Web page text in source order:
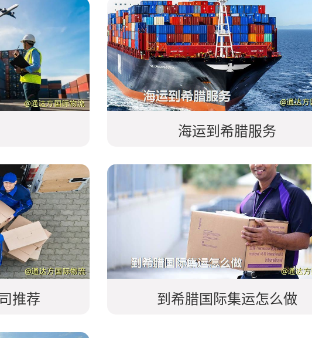
海运到希腊服务
推荐 到希腊国际集运怎么做